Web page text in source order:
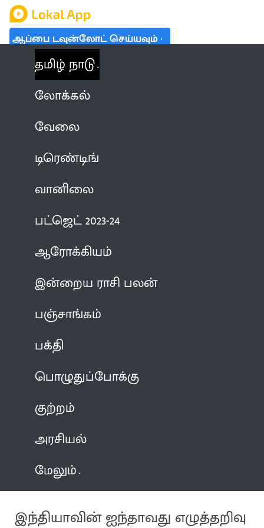
ஆப்பை டவுன்லோட் செய்யவும்
தமிழ் நாடு
லோக்கல்
வேலை
டிரெண்டிங்
வானிலை
பட்ஜெட் 2023-24
ஆரோக்கியம்
இன்றைய ராசி பலன்
பஞ்சாங்கம்
பக்தி
பொழுதுப்போக்கு
குற்றம்
அரசியல்
மேலும்
இந்தியாவின் ஐந்தாவது எழுத்தறிவு